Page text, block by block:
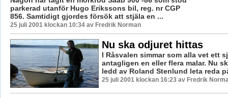
parkerad utanför Hugo Erikssons bil, reg. nr CGP
856. Samtidigt gjordes försök att stjäla en ...
25 juli 2001 klockan 10:34 av Fredrik Norman
Nu ska odjuret hittas
I Råsvalen simmar som alla vet ett
antagligen en eller flera malar. Nu
ledd av Roland Stenlund leta reda
25 juli 2001 klockan 16:23 av Fredrik